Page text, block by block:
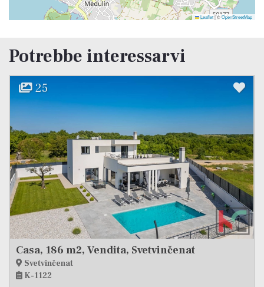
Leaflet|©OpenStreetMap
Potrebbe interessarvi
23
Casa, 200 m2, Vendita, Marčana
Marčana
K-970